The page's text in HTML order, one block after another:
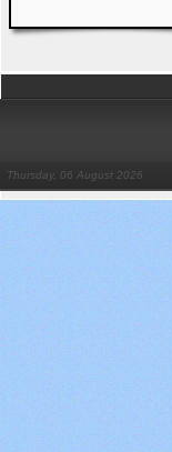
Thursday, 06 August 2026